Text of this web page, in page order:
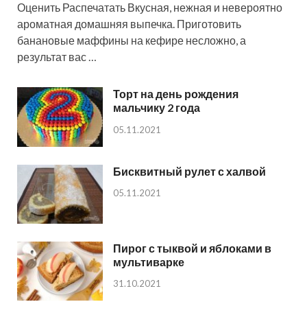
Оценить Распечатать Вкусная, нежная и невероятно
ароматная домашняя выпечка. Приготовить
банановые маффины на кефире несложно, а
результат вас …
Торт на день рождения
мальчику 2 года
05.11.2021
Бисквитный рулет с халвой
05.11.2021
Пирог с тыквой и яблоками в
мультиварке
31.10.2021